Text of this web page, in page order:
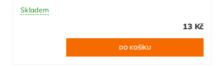
Skladem
13 Kč